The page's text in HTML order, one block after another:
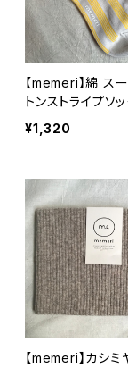
【memeri】綿 ス
トンストライプソ
ロー ME0106
m 日本製 【メメリ】
¥1,320
【memeri】カシミ